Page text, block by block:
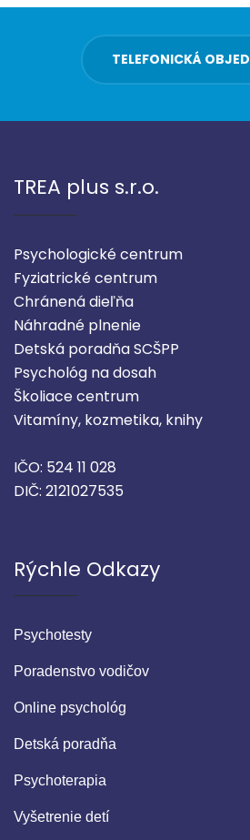
TELEFONICKÁ
TREA plus s.r.o.
Psychologické centrum
Fyziatrické centrum
Chránená dieľňa
Náhradné plnenie
Detská poradňa SCŠPP
Psychológ na dosah
Školiace centrum
Vitamíny, kozmetika, knihy
IČO: 524 11 028
DIČ: 2121027535
Rýchle Odkazy
Psychotesty
Poradenstvo vodičov
Online psychológ
Detská poradňa
Psychoterapia
Vyšetrenie detí